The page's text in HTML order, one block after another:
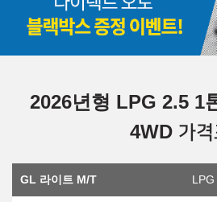
2026년형 LPG 2.5 1
4WD 가
GL 라이트 M/T